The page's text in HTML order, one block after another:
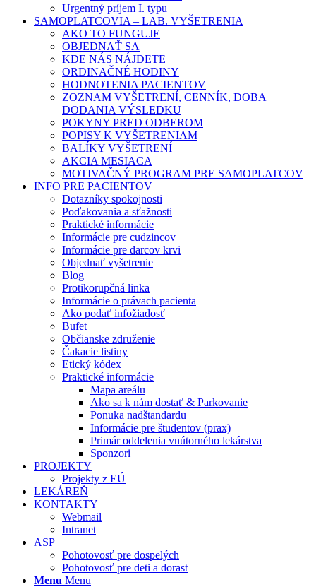
Urgentný príjem I. typu
SAMOPLATCOVIA – LAB. VYŠETRENIA
AKO TO FUNGUJE
OBJEDNAŤ SA
KDE NÁS NÁJDETE
ORDINAČNÉ HODINY
HODNOTENIA PACIENTOV
ZOZNAM VYŠETRENÍ, CENNÍK, DOBA
DODANIA VÝSLEDKU
POKYNY PRED ODBEROM
POPISY K VYŠETRENIAM
BALÍKY VYŠETRENÍ
AKCIA MESIACA
MOTIVAČNÝ PROGRAM PRE SAMOPLATCOV
INFO PRE PACIENTOV
Dotazníky spokojnosti
Poďakovania a sťažnosti
Praktické informácie
Informácie pre cudzincov
Informácie pre darcov krvi
Objednať vyšetrenie
Blog
Protikorupčná linka
Informácie o právach pacienta
Ako podať infožiadosť
Bufet
Občianske združenie
Čakacie listiny
Etický kódex
Praktické informácie
Mapa areálu
Ako sa k nám dostať & Parkovanie
Ponuka nadštandardu
Informácie pre študentov (prax)
Primár oddelenia vnútorného lekárstva
Sponzori
PROJEKTY
Projekty z EÚ
LEKÁREŇ
KONTAKTY
Webmail
Intranet
ASP
Pohotovosť pre dospelých
Pohotovosť pre deti a dorast
Menu Menu